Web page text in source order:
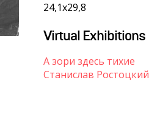
24,1х29,8
Virtual Exhibitions
А зори здесь тихие
Станислав Ростоцкий